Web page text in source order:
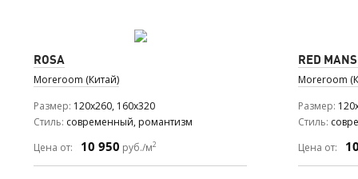
ROSA
Moreroom (Китай)
Размер 120x260, 160x320
Стиль современный, романтизм
Цена от:
10 950 руб./м2
RED
Moreroom
Размер
Стиль
Цена от: